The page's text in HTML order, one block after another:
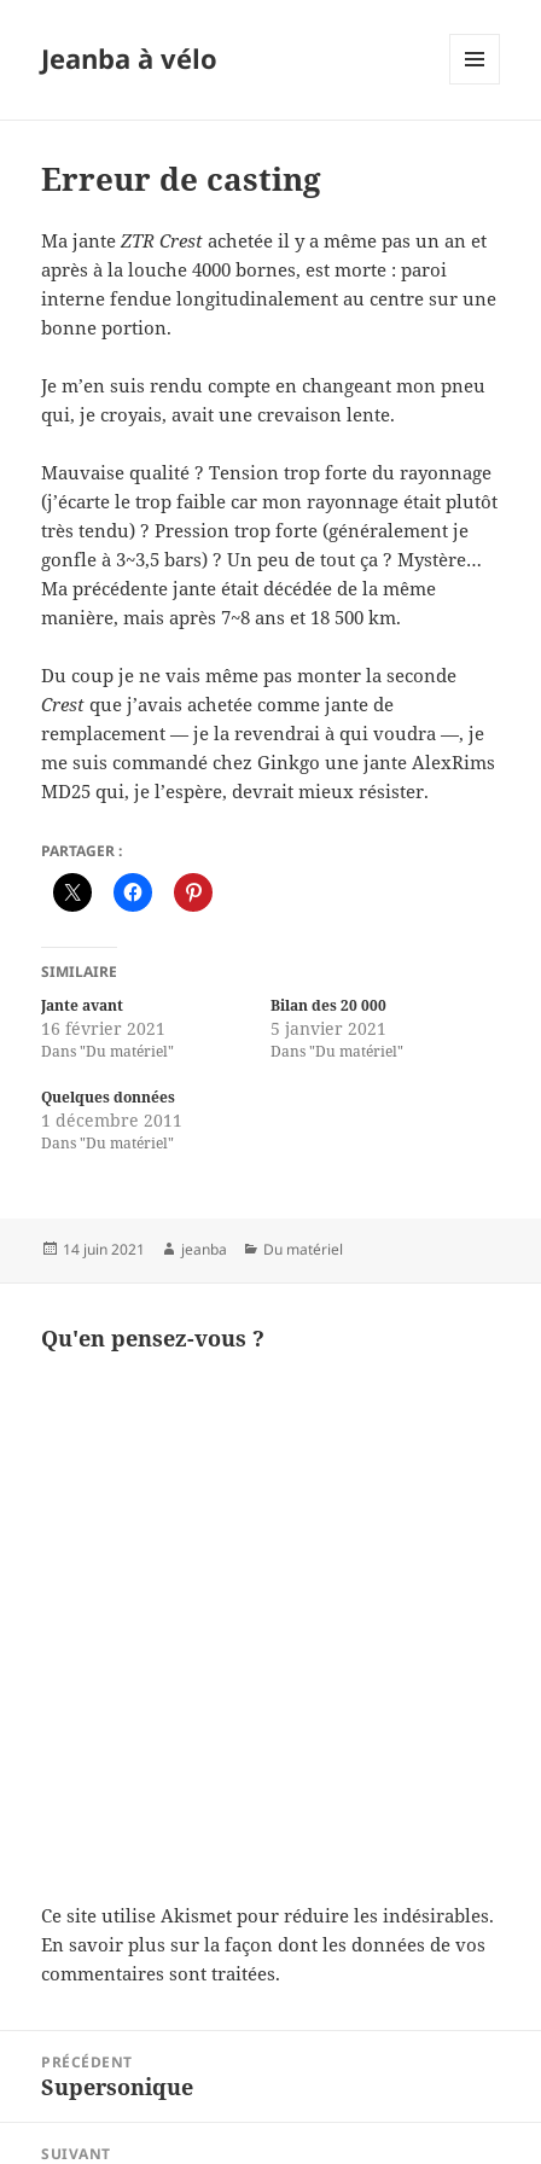
Jeanba à vélo
Erreur de casting
Ma janteZTR Crest achetée il y a même pas un an et
après à la louche 4000 bornes, est morte : paroi
interne fendue longitudinalement au centre sur une
bonne portion.
Je m’en suis rendu compte en changeant mon pneu
qui, je croyais, avait une crevaison lente.
Mauvaise qualité ? Tension trop forte du rayonnage
(j’écarte le trop faible car mon rayonnage était plutôt
très tendu) ? Pression trop forte (généralement je
gonfle à 3~3,5 bars) ? Un peu de tout ça ? Mystère…
Ma précédente jante était décédée de la même
manière, mais après 7~8 ans et 18 500 km.
Du coup je ne vais même pas monter la seconde
Crest que j’avais achetée comme jante de
remplacement — je la revendrai à qui voudra —, je
me suis commandé chez Ginkgo une jante AlexRims
MD25 qui, je l’espère, devrait mieux résister.
PARTAGER :
SIMILAIRE
Jante avant
16 février 2021
Dans "Du matériel"
Bilan des 20 000
5 janvier 2021
Dans "Du matériel"
Quelques données
1 décembre 2011
Dans "Du matériel"
Publié
14 juin 2021 Auteur
jeanba Catégories
Du matériel
Qu'en pensez-vous ?
Ce site utilise Akismet pour réduire les indésirables.
En savoir plus sur la façon dont les données de vos
commentaires sont traitées.
l’article
PRÉCÉDENT
Article
Supersonique
SUIVANT